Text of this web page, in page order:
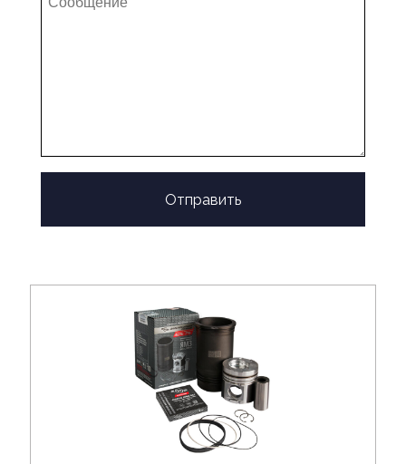
Отправить